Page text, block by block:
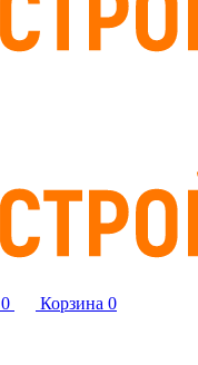
0 Корзина 0